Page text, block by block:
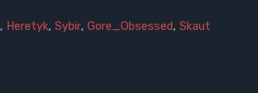
, Heretyk, Sybir, Gore_Obsessed, Skaut